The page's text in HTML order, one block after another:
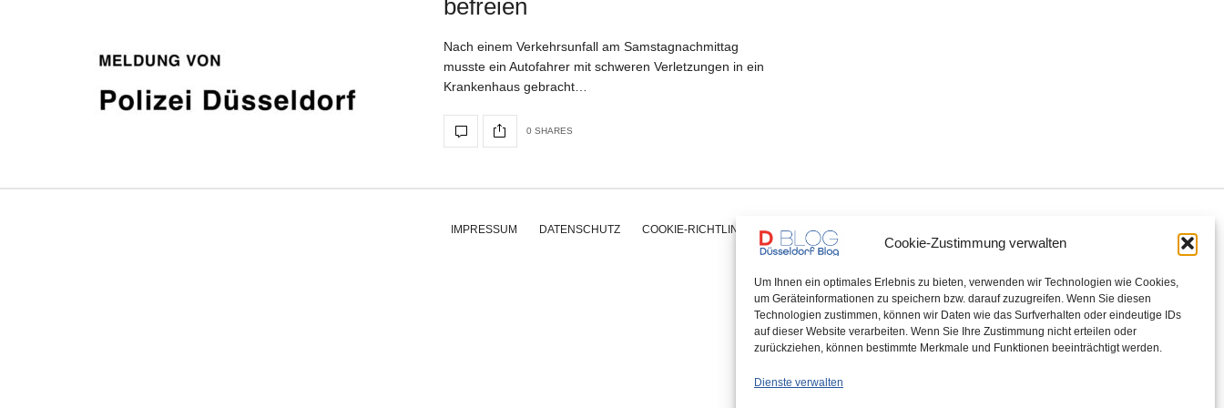
Cookie-Zustimmung verwalten
Um Ihnen ein optimales Erlebnis zu bieten, verwenden wir Technologien wie Cookies,
um Geräteinformationen zu speichern bzw. darauf zuzugreifen. Wenn Sie diesen
Technologien zustimmen, können wir Daten wie das Surfverhalten oder eindeutige IDs
auf dieser Website verarbeiten. Wenn Sie Ihre Zustimmung nicht erteilen oder
zurückziehen, können bestimmte Merkmale und Funktionen beeinträchtigt werden.
Dienste verwalten
befreien
Nach einem Verkehrsunfall am Samstagnachmittag
musste ein Autofahrer mit schweren Verletzungen in ein
Krankenhaus gebracht…
0 SHARES
IMPRESSUM DATENSCHUTZ COOKIE-RICHTLINIE (EU)